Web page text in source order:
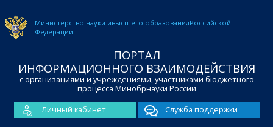
Министерство науки ивысшего образованияРоссийской
Федерации
ПОРТАЛ
ИНФОРМАЦИОННОГО ВЗАИМОДЕЙСТВИЯ
с организациями и учреждениями, участниками бюджетного
процесса Минобрнауки России
Личный кабинет
Служба поддержки